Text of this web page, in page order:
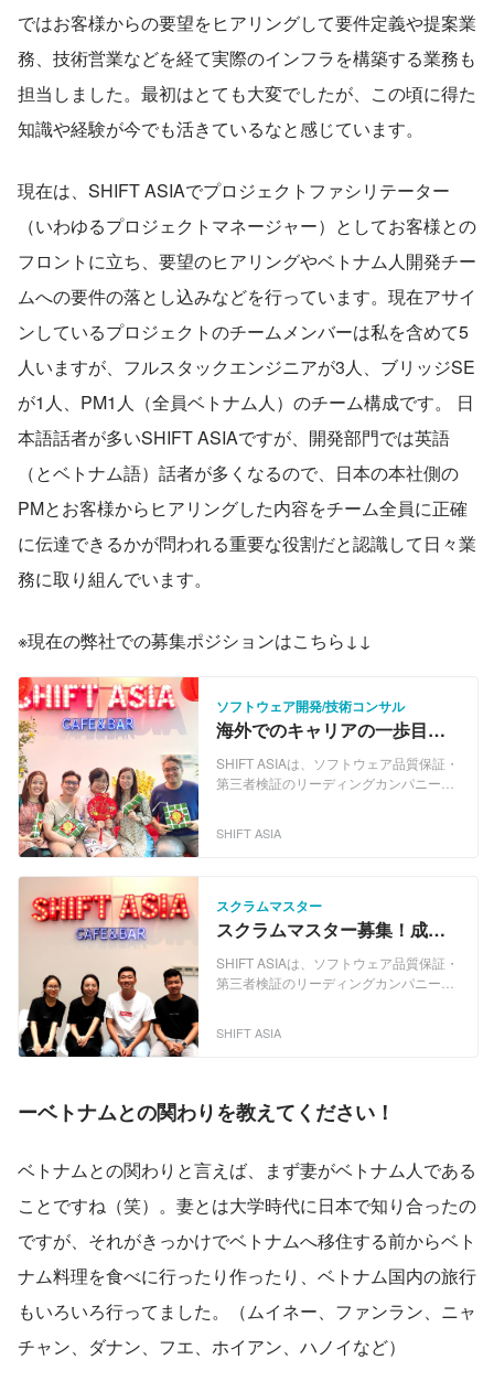
ではお客様からの要望をヒアリングして要件定義や提案業
務、技術営業などを経て実際のインフラを構築する業務も
担当しました。最初はとても大変でしたが、この頃に得た
知識や経験が今でも活きているなと感じています。
現在は、SHIFT ASIAでプロジェクトファシリテーター
（いわゆるプロジェクトマネージャー）としてお客様との
フロントに立ち、要望のヒアリングやベトナム人開発チー
ムへの要件の落とし込みなどを行っています。現在アサイ
ンしているプロジェクトのチームメンバーは私を含めて5
人いますが、フルスタックエンジニアが3人、ブリッジSE
が1人、PM1人（全員ベトナム人）のチーム構成です。 日
本語話者が多いSHIFT ASIAですが、開発部門では英語
（とベトナム語）話者が多くなるので、日本の本社側の
PMとお客様からヒアリングした内容をチーム全員に正確
に伝達できるかが問われる重要な役割だと認識して日々業
務に取り組んでいます。
※現在の弊社での募集ポジションはこちら↓↓
ソフトウェア開発/技術コンサル
海外でのキャリアの一歩目に
ベトナムはいかがですか？社
内言語は日英越！
SHIFT ASIAは、ソフトウェア品質保証・
第三者検証のリーディングカンパニーで
ウェアの品質保証および開発サービスを
ービス、医療・ヘルスケアなど、さまざ
まな業界のお客様向けにソフトウェアの
マニュアルテストのみならず、テスト自
動化やセキュリティテスト、インスペク
ションのほか、業務システムやアプリケ
ナム人エンジニアがテストや開発に従事
かつフラットな企業文化を大切にしてい
ます。 日本ではエンジニアが不足が深刻
表されるような“頭を使って設計から開
発、運用までをカバーし、新たなアプリ
やサービスを生み出せる”ような優秀なエ
ンジニアが圧倒的に足りていません。そ
うした人材不足を解決する手段の一環と
ニアと一緒になってベトナムで事業を展
くはこちら：
https://shiftasia.com/ja/solutions/#
―――――――― Dev Blogはじめまし
SHIFT ASIA
スクラムマスター
スクラムマスター募集！成長
めざましいベトナムで一緒に
働きませんか？
SHIFT ASIAは、ソフトウェア品質保証・
第三者検証のリーディングカンパニーで
ウェアの品質保証および開発サービスを
ービス、医療・ヘルスケアなど、さまざ
まな業界のお客様向けにソフトウェアの
動化やセキュリティテスト、インスペク
ションのほか、業務システムやアプリケ
ーション開発などを支援しています。
SHIFT ASIAでは、日本語能力が高いベト
ナム人エンジニアがテストや開発に従事
トナム人がともに助け合うハイブリッド
ます。 日本ではエンジニアが不足が深刻
化する中、フルスタックエンジニアに代
表されるような“頭を使って設計から開
SHIFT ASIA
ーベトナムとの関わりを教えてください！
ベトナムとの関わりと言えば、まず妻がベトナム人である
ことですね（笑）。妻とは大学時代に日本で知り合ったの
ですが、それがきっかけでベトナムへ移住する前からベト
ナム料理を食べに行ったり作ったり、ベトナム国内の旅行
もいろいろ行ってました。（ムイネー、ファンラン、ニャ
チャン、ダナン、フエ、ホイアン、ハノイなど）